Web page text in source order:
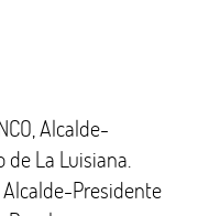
Alcalde-
La Luisiana.
Alcalde-Presidente